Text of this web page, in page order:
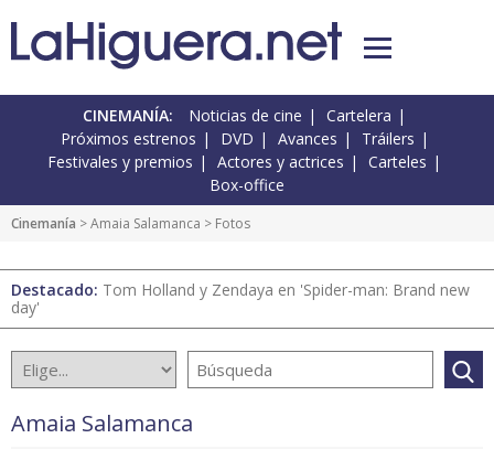
CINEMANÍA: Noticias de cine
Cartelera
Próximos estrenos
DVD Avances
Tráilers
Festivales y premios
Actores y actrices
Carteles
Box-office
Cinemanía >Amaia Salamanca > Fotos
Destacado: Tom Holland y Zendaya en 'Spider-man: Brand new
day'
Amaia Salamanca